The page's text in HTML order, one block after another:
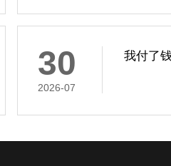
30
2026-07
我付了